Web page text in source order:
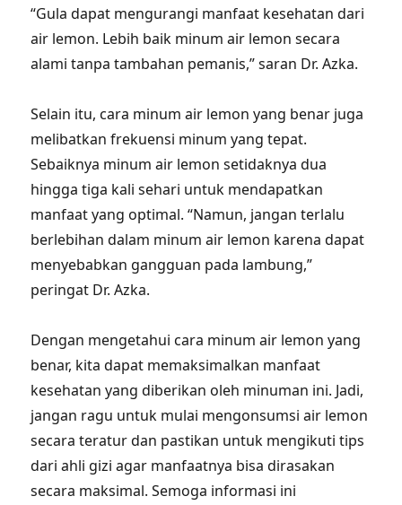
“Gula dapat mengurangi manfaat kesehatan dari
air lemon. Lebih baik minum air lemon secara
alami tanpa tambahan pemanis,” saran Dr. Azka.
Selain itu, cara minum air lemon yang benar juga
melibatkan frekuensi minum yang tepat.
Sebaiknya minum air lemon setidaknya dua
hingga tiga kali sehari untuk mendapatkan
manfaat yang optimal. “Namun, jangan terlalu
berlebihan dalam minum air lemon karena dapat
menyebabkan gangguan pada lambung,”
peringat Dr. Azka.
Dengan mengetahui cara minum air lemon yang
benar, kita dapat memaksimalkan manfaat
kesehatan yang diberikan oleh minuman ini. Jadi,
jangan ragu untuk mulai mengonsumsi air lemon
secara teratur dan pastikan untuk mengikuti tips
dari ahli gizi agar manfaatnya bisa dirasakan
secara maksimal. Semoga informasi ini